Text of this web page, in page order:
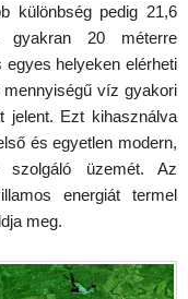
különbség pedig 21,6
20 méterre
helyeken elérheti
víz gyakori
jelent. Ezt kihasználva
és egyetlen modern,
szolgáló üzemét. Az
energiát termel
meg.